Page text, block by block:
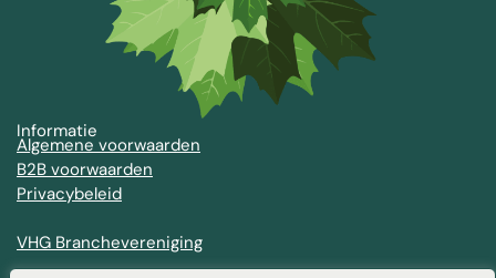
Informatie
Algemene voorwaarden
B2B voorwaarden
Privacybeleid
VHG Branchevereniging